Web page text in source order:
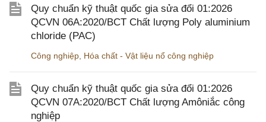
Quy chuẩn kỹ thuật quốc gia sửa đổi 01:2026
QCVN 06A:2020/BCT Chất lượng Poly aluminium
chloride (PAC)
Công nghiệp Hóa chất - Vật liệu nổ công nghiệp
Quy chuẩn kỹ thuật quốc gia sửa đổi 01:2026
QCVN 07A:2020/BCT Chất lượng Amôniắc công
nghiệp